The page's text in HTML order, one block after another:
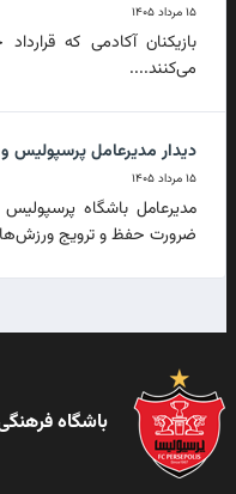
۱۵ مرداد ۱۴۰۵
بازیکنان آکادمی که
می‌کنند....
دیدار مدیرعامل
۱۵ مرداد ۱۴۰۵
مدیرعامل باشگاه
ضرورت حفظ و ترویج
باشگاه